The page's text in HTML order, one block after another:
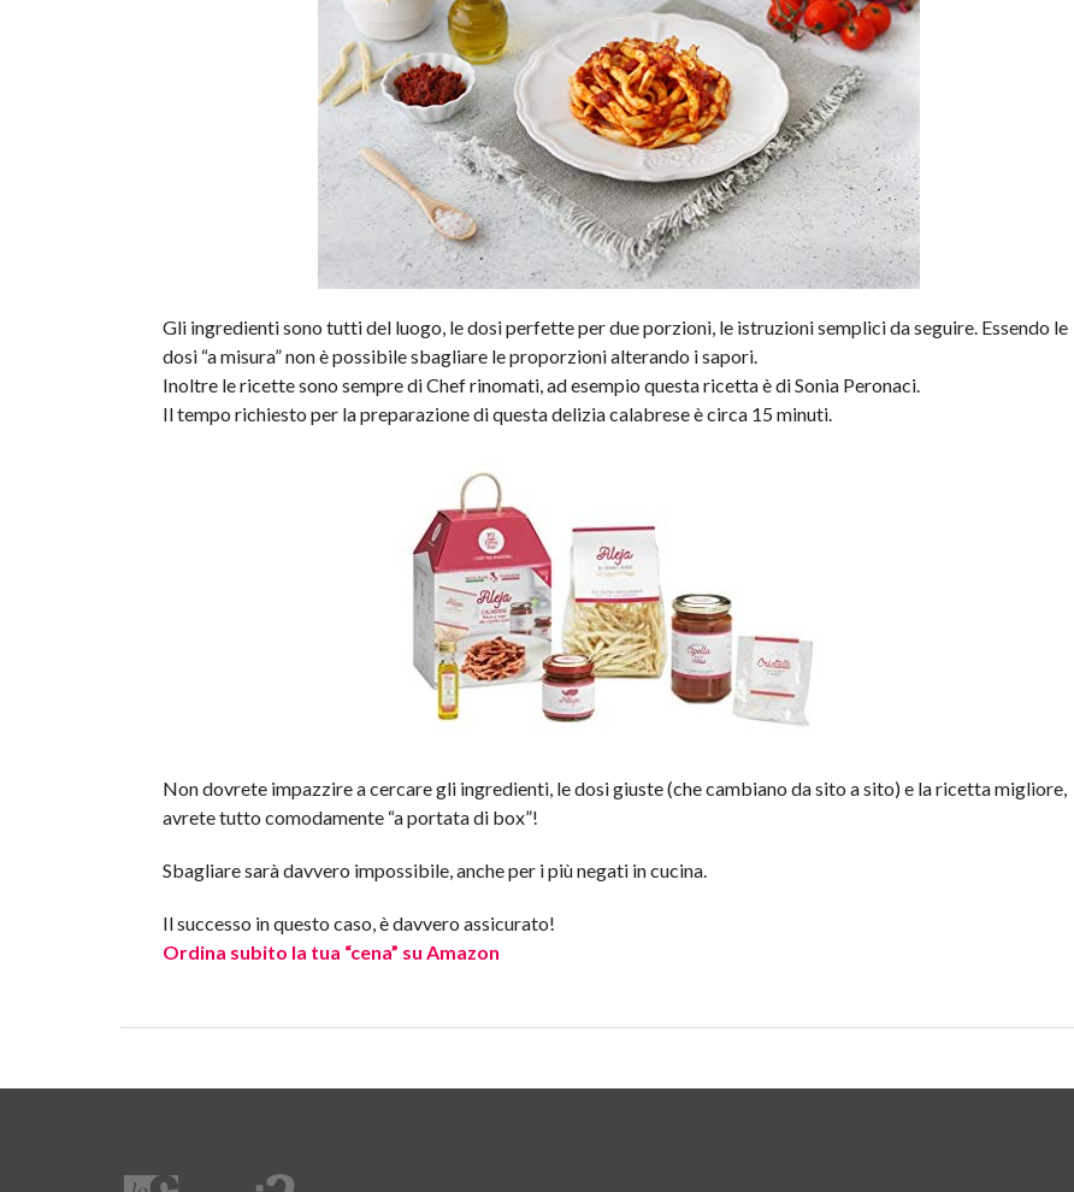
Gli ingredienti sono tutti del luogo, le dosi perfette per due porzioni, le istruzioni semplici da seguire. Essendo le
dosi “a misura” non è possibile sbagliare le proporzioni alterando i sapori.
Inoltre le ricette sono sempre di Chef rinomati, ad esempio questa ricetta è di Sonia Peronaci.
Il tempo richiesto per la preparazione di questa delizia calabrese è circa 15 minuti.
Non dovrete impazzire a cercare gli ingredienti, le dosi giuste (che cambiano da sito a sito) e la ricetta migliore,
avrete tutto comodamente “a portata di box”!
Sbagliare sarà davvero impossibile, anche per i più negati in cucina.
Il successo in questo caso, è davvero assicurato!
Ordina subito la tua “cena” su Amazon